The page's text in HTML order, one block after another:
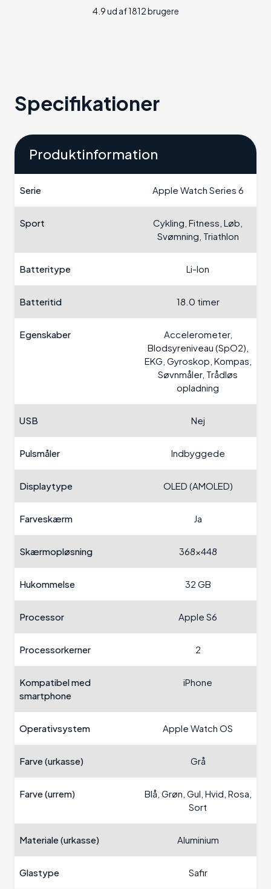
4.9 ud af 1812 brugere
Specifikationer
Produktinformation
Serie Apple Watch Series 6
Sport
Cykling, Fitness, Løb,
Svømning, Triathlon
Batteritype Li-Ion
Batteritid 18.0 timer
Egenskaber
Accelerometer,
Blodsyreniveau (SpO2),
EKG, Gyroskop, Kompas,
Søvnmåler, Trådløs
opladning
USB Nej
Pulsmåler Indbyggede
Displaytype OLED (AMOLED)
Farveskærm Ja
Skærmopløsning 368x448
Hukommelse 32 GB
Processor Apple S6
Processorkerner 2
Kompatibel med
smartphone
iPhone
Operativsystem Apple Watch OS
Farve (urkasse) Grå
Farve (urrem)
Blå, Grøn, Gul, Hvid, Rosa,
Sort
Materiale (urkasse) Aluminium
Glastype Safir